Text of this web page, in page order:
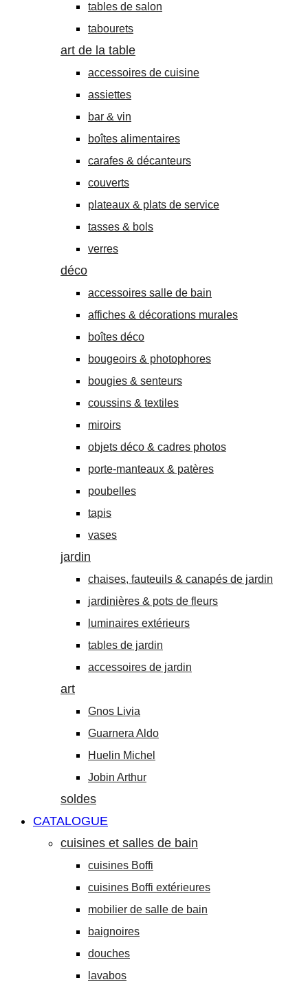
tables de salon
tabourets
art de la table
accessoires de cuisine
assiettes
bar & vin
boîtes alimentaires
carafes & décanteurs
couverts
plateaux & plats de service
tasses & bols
verres
déco
accessoires salle de bain
affiches & décorations murales
boîtes déco
bougeoirs & photophores
bougies & senteurs
coussins & textiles
miroirs
objets déco & cadres photos
porte-manteaux & patères
poubelles
tapis
vases
jardin
chaises, fauteuils & canapés de jardin
jardinières & pots de fleurs
luminaires extérieurs
tables de jardin
accessoires de jardin
art
Gnos Livia
Guarnera Aldo
Huelin Michel
Jobin Arthur
soldes
CATALOGUE
cuisines et salles de bain
cuisines Boffi
cuisines Boffi extérieures
mobilier de salle de bain
baignoires
douches
lavabos